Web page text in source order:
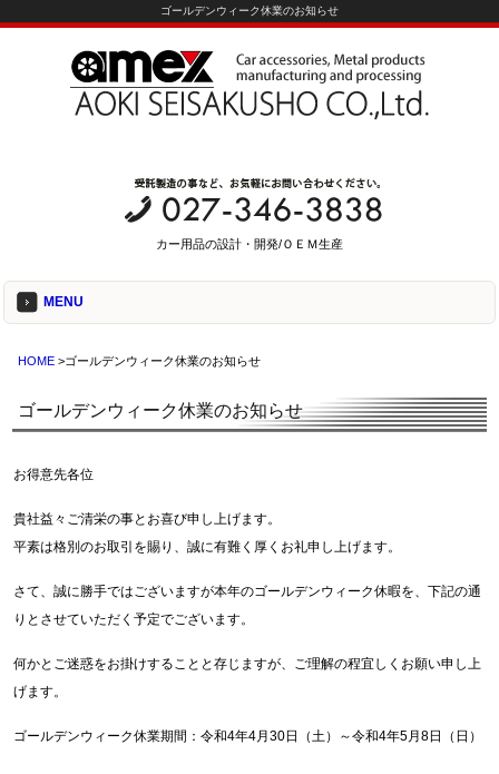
ゴールデンウィーク休業のお知らせ
カー用品の設計・開発/ＯＥＭ生産
MENU
HOME >ゴールデンウィーク休業のお知らせ
ゴールデンウィーク休業のお知らせ
お得意先各位
貴社益々ご清栄の事とお喜び申し上げます。
平素は格別のお取引を賜り、誠に有難く厚くお礼申し上げます。
さて、誠に勝手ではございますが本年のゴールデンウィーク休暇を、下記の通
りとさせていただく予定でございます。
何かとご迷惑をお掛けすることと存じますが、ご理解の程宜しくお願い申し上
げます。
ゴールデンウィーク休業期間：令和4年4月30日（土）～令和4年5月8日（日）